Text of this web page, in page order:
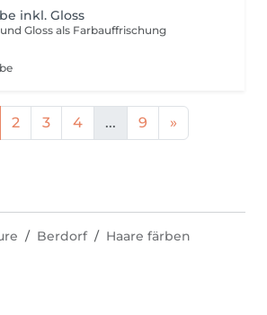
inkl. Gloss
Gloss als Farbauffrischung
2 3 4 ... 9 »
Berdorf Haare färben